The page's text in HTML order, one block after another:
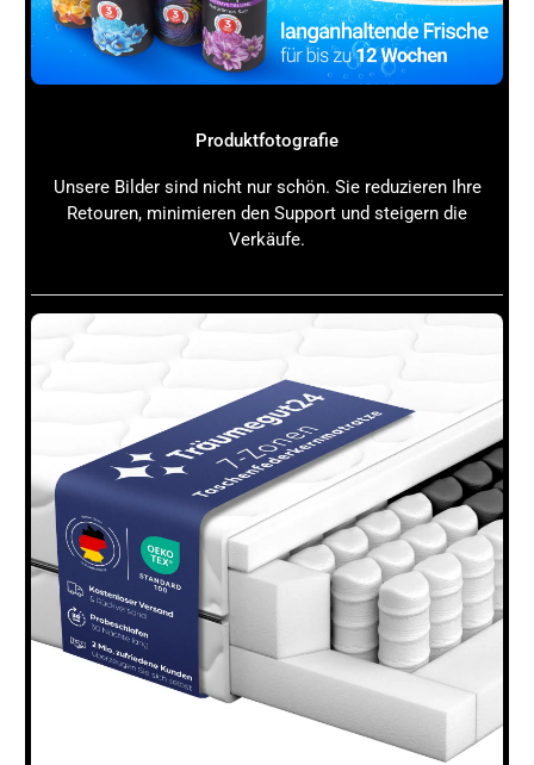
Belichtungszeiten oder bei Aufnahmen bei wenig
Lichtkann das Halten derKameraaus der Hand zu
unscharfen Bildern führen. Wenn du beispielsweise
einzufangen, oder bei Nachtaufnahmen, wo die
das verfügbareLichtoptimal aufzunehmen – hier ist
einStativunverzichtbar. EinStativhilft dir, gestochen
scharfe Bilder zu machen, ohne dass du die
2. Langzeitbelichtungen und Nachtfotografie
Langzeitbelichtungen sind ohne ein
realisierbar. Bei dieser Technik bleibt der Verschluss
Kamerafür eine längere Zeit geöffnet, um mehr
Lichteinzufangen und besondere Effekte zu
erzeugen, wie etwa die weichen, fließenden
Bewegungen von Wasser oder Lichtspuren von
Fahrzeugen bei Nacht. Die
Kameramuss dabei
vollkommen ruhig bleiben, um ein klares und
scharfes Bild zu erzeugen. Für Einsteiger, die sich in
der Nachtfotografie ausprobieren möchten, ist ein
Stativein unverzichtbares Hilfsmittel, um
atemberaubende Aufnahmen bei dunklen
Lichtverhältnissen zu erzielen.
Produktfotografie
Unsere Bilder sind nicht nur schön. Sie reduzieren Ihre
Retouren, minimieren den Support und steigern die
Verkäufe.